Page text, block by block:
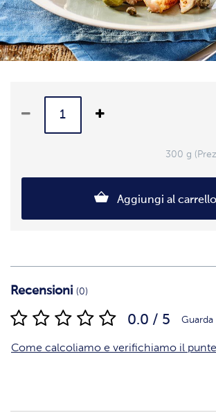
300 g
Aggiungi al carrello
Recensioni (0)
0.0 / 5 Guarda
Come calcoliamo e verifichiamo il